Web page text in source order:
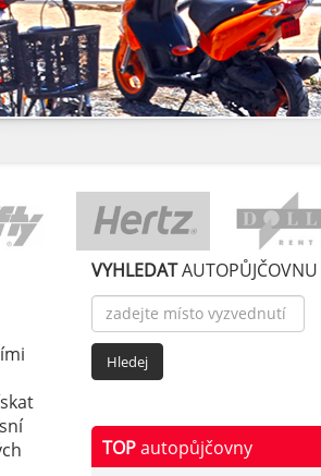
VYHLEDATAUTOPŮJČOVNU
TOPautopůjčovny